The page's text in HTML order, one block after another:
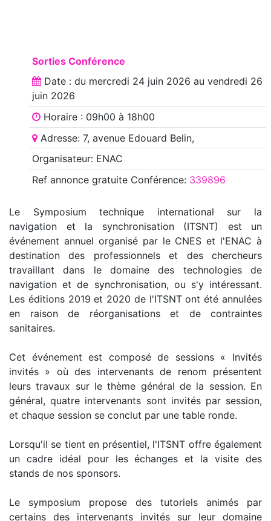
Sorties Conférence
Date : du mercredi 24 juin 2026 au vendredi 26
juin 2026
Horaire : 09h00 à 18h00
Adresse: 7, avenue Edouard Belin,
Organisateur: ENAC
Ref annoncegratuite Conférence: 339896
Le Symposium technique international sur la
navigation et la synchronisation (ITSNT) est un
événement annuel organisé par le CNES et l'ENAC à
destination des professionnels et des chercheurs
travaillant dans le domaine des technologies de
navigation et de synchronisation, ou s'y intéressant.
Les éditions 2019 et 2020 de l'ITSNT ont été annulées
en raison de réorganisations et de contraintes
sanitaires.
Cet événement est composé de sessions « Invités
invités » où des intervenants de renom présentent
leurs travaux sur le thème général de la session. En
général, quatre intervenants sont invités par session,
et chaque session se conclut par une table ronde.
Lorsqu'il se tient en présentiel, l'ITSNT offre également
un cadre idéal pour les échanges et la visite des
stands de nos sponsors.
Le symposium propose des tutoriels animés par
certains des intervenants invités sur leur domaine